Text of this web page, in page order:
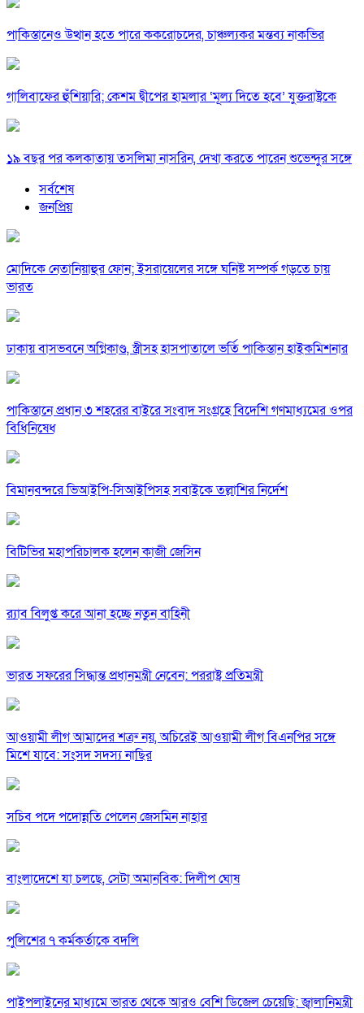
পাকিস্তানেও উত্থান হতে পারে ককরোচদের, চাঞ্চল্যকর মন্তব্য নাকভির
গালিবাফের হুঁশিয়ারি; কেশম দ্বীপের হামলার ‘মূল্য দিতে হবে’ যুক্তরাষ্ট্রকে
১৯ বছর পর কলকাতায় তসলিমা নাসরিন, দেখা করতে পারেন শুভেন্দুর সঙ্গে
সর্বশেষ
জনপ্রিয়
মোদিকে নেতানিয়াহুর ফোন; ইসরায়েলের সঙ্গে ঘনিষ্ট সম্পর্ক গড়তে চায়
ভারত
ঢাকায় বাসভবনে অগ্নিকাণ্ড, স্ত্রীসহ হাসপাতালে ভর্তি পাকিস্তান হাইকমিশনার
পাকিস্তানে প্রধান ৩ শহরের বাইরে সংবাদ সংগ্রহে বিদেশি গণমাধ্যমের ওপর
বিধিনিষেধ
বিমানবন্দরে ভিআইপি-সিআইপিসহ সবাইকে তল্লাশির নির্দেশ
বিটিভির মহাপরিচালক হলেন কাজী জেসিন
র‍্যাব বিলুপ্ত করে আনা হচ্ছে নতুন বাহিনী
ভারত সফরের সিদ্ধান্ত প্রধানমন্ত্রী নেবেন: পররাষ্ট্র প্রতিমন্ত্রী
আওয়ামী লীগ আমাদের শত্রু নয়, অচিরেই আওয়ামী লীগ বিএনপির সঙ্গে
মিশে যাবে: সংসদ সদস্য নাছির
সচিব পদে পদোন্নতি পেলেন জেসমিন নাহার
বাংলাদেশে যা চলছে, সেটা অমানবিক: দিলীপ ঘোষ
পুলিশের ৭ কর্মকর্তাকে বদলি
পাইপলাইনের মাধ্যমে ভারত থেকে আরও বেশি ডিজেল চেয়েছি: জ্বালানিমন্ত্রী